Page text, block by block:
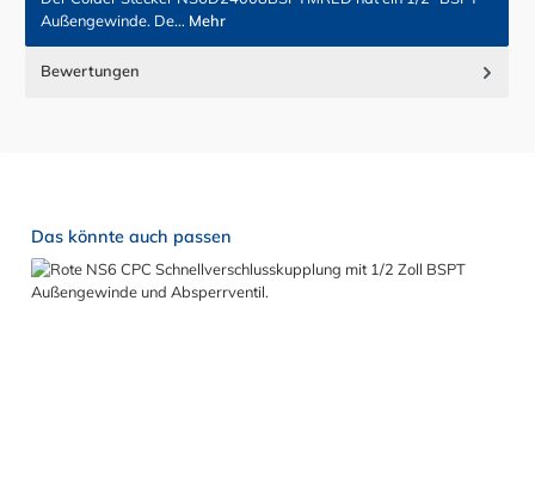
Außengewinde. De… Mehr
Bewertungen
Produktgalerie überspringen
Das könnte auch passen